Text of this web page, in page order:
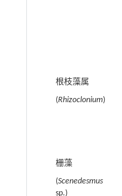
根枝藻属
(Rhizoclonium)
栅藻
(Scenedesmus
sp.)